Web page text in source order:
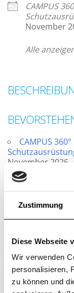
Zustimmung
Diese Webseite
Wir verwenden
personalisieren,
zu können und
CAMPUS
November
Alle
CAMPUS
November 2026
PopUp
Moderne